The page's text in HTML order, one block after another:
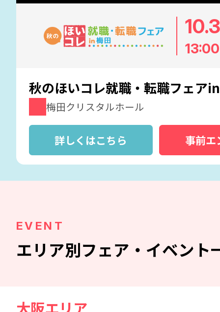
秋のほいコレ就職・転職フェア
梅田クリスタルホール
詳しくはこちら 事前エ
EVENT
エリア別フェア・イベント
大阪エリア